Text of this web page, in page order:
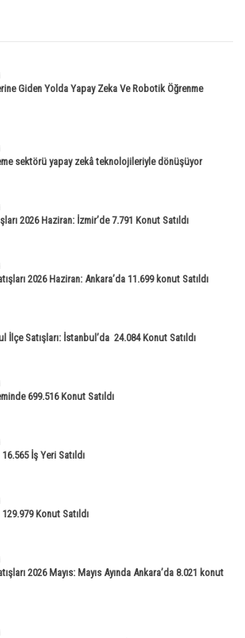
Giden Yolda Yapay Zeka Ve Robotik Öğrenme
sektörü yapay zekâ teknolojileriyle dönüşüyor
2026 Haziran: İzmir’de 7.791 Konut Satıldı
2026 Haziran: Ankara’da 11.699 konut Satıldı
İlçe Satışları: İstanbul’da 24.084 Konut Satıldı
699.516 Konut Satıldı
İş Yeri Satıldı
Konut Satıldı
2026 Mayıs: Mayıs Ayında Ankara’da 8.021 konut